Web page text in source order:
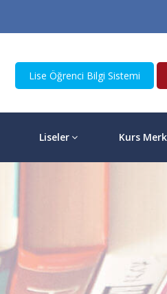
Lise Öğrenci Bilgi Sistemi
Liseler Kurs